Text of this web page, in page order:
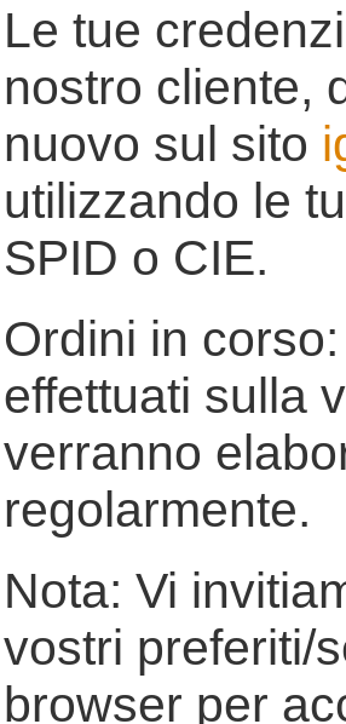
Le tue
nostro cliente,
nuovo sul sito
utilizzando le
SPID o CIE.
Ordini in
effettuati sulla
verranno
regolarmente.
Nota: Vi
vostri preferiti/
browser per